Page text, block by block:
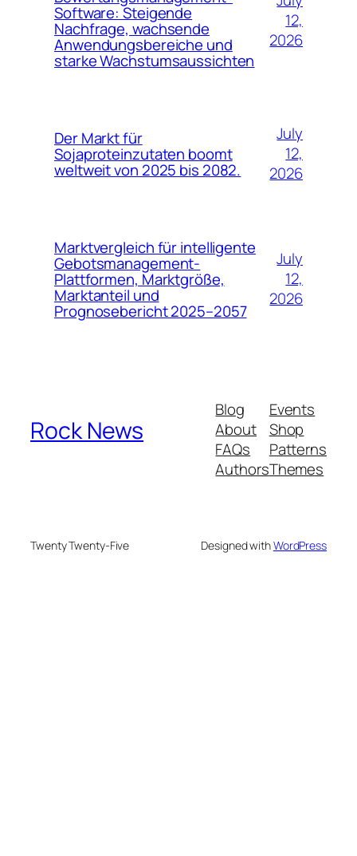
Software: Steigende
Nachfrage, wachsende
Anwendungsbereiche und
starke Wachstumsaussichten
12,
2026
Der Markt für
Sojaproteinzutaten boomt
weltweit von 2025 bis 2082.
July
12,
2026
Marktvergleich für intelligente
Gebotsmanagement-
Plattformen, Marktgröße,
Marktanteil und
Prognosebericht 2025–2057
July
12,
2026
Rock News
Blog
About
FAQs
Authors
Events
Shop
Patterns
Themes
Twenty Twenty-Five Designed withWordPress